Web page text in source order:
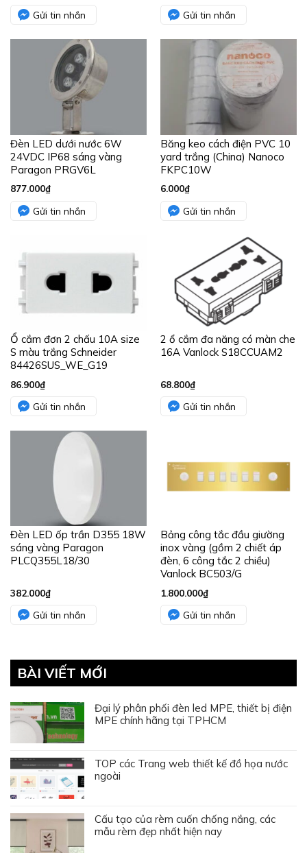
Gửi tin nhắn
Gửi tin nhắn
Đèn LED dưới nước 6W
24VDC IP68 sáng vàng
Paragon PRGV6L
877.000₫
Gửi tin nhắn
Băng keo cách điện PVC 10
yard trắng (China) Nanoco
FKPC10W
6.000₫
Gửi tin nhắn
Ổ cắm đơn 2 chấu 10A size
S màu trắng Schneider
84426SUS_WE_G19
86.900₫
Gửi tin nhắn
2 ổ cắm đa năng có màn che
16A Vanlock S18CCUAM2
68.800₫
Gửi tin nhắn
Đèn LED ốp trần D355 18W
sáng vàng Paragon
PLCQ355L18/30
382.000₫
Gửi tin nhắn
Bảng công tắc đầu giường
inox vàng (gồm 2 chiết áp
đèn, 6 công tắc 2 chiều)
Vanlock BC503/G
1.800.000₫
Gửi tin nhắn
BÀI VIẾT MỚI
Đại lý phân phối đèn led MPE, thiết bị điện
MPE chính hãng tại TPHCM
TOP các Trang web thiết kế đồ họa nước
ngoài
Cấu tạo của rèm cuốn chống nắng, các
mẫu rèm đẹp nhất hiện nay